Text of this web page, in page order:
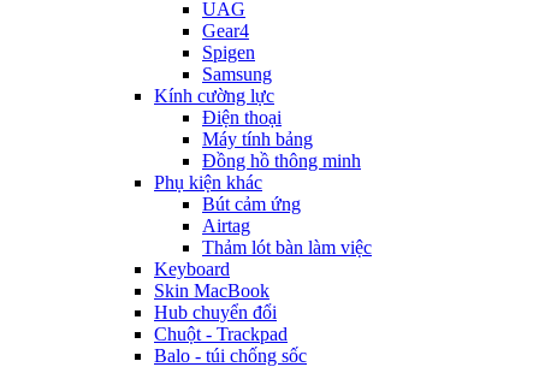
UAG
Gear4
Spigen
Samsung
Kính cường lực
Điện thoại
Máy tính bảng
Đồng hồ thông minh
Phụ kiện khác
Bút cảm ứng
Airtag
Thảm lót bàn làm việc
Keyboard
Skin MacBook
Hub chuyển đổi
Chuột - Trackpad
Balo - túi chống sốc